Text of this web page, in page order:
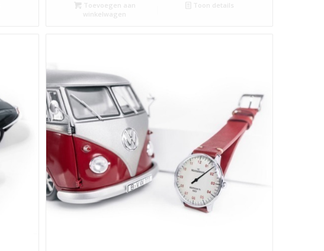
Toevoegen aan
winkelwagen
Toon details